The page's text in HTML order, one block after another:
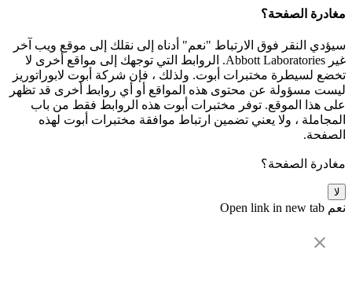
مغادرة الصفحة؟
سيؤدي النقر فوق الارتباط "نعم" أدناه إلى نقلك إلى موقع ويب آخر
غير Abbott Laboratories. الروابط التي توجهك إلى مواقع أخرى لا
تخضع لسيطرة مختبرات أبوت. ولذلك ، فإن شركة أبوت لابوراتوريز
ليست مسؤولة عن محتوى هذه المواقع أو أي روابط أخرى قد تظهر
على هذا الموقع. توفر مختبرات أبوت هذه الروابط فقط من باب
المجاملة ، ولا يعني تضمين ارتباط موافقة مختبرات أبوت لهذه
الصفحة.
مغادرة الصفحة؟
لا
نعم Open link in new tab